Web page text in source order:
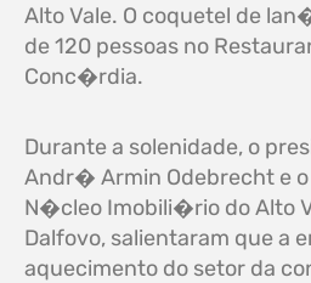
Alto Vale. O coquetel de
de 120 pessoas no
Conc�rdia.
Durante a solenidade, o
Andr� Armin Odebrecht e
N�cleo Imobili�rio do Alto
Dalfovo, salientaram que a
aquecimento do setor da